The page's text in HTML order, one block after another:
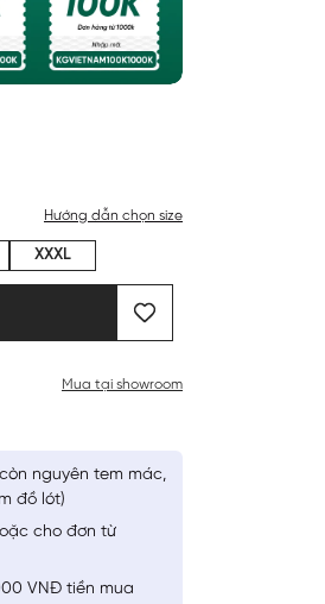
Hướng dẫn chọn size
XXXL
Mua tại showroom
nguyên tem mác,
đồ lót)
cho đơn từ
VNĐ tiền mua